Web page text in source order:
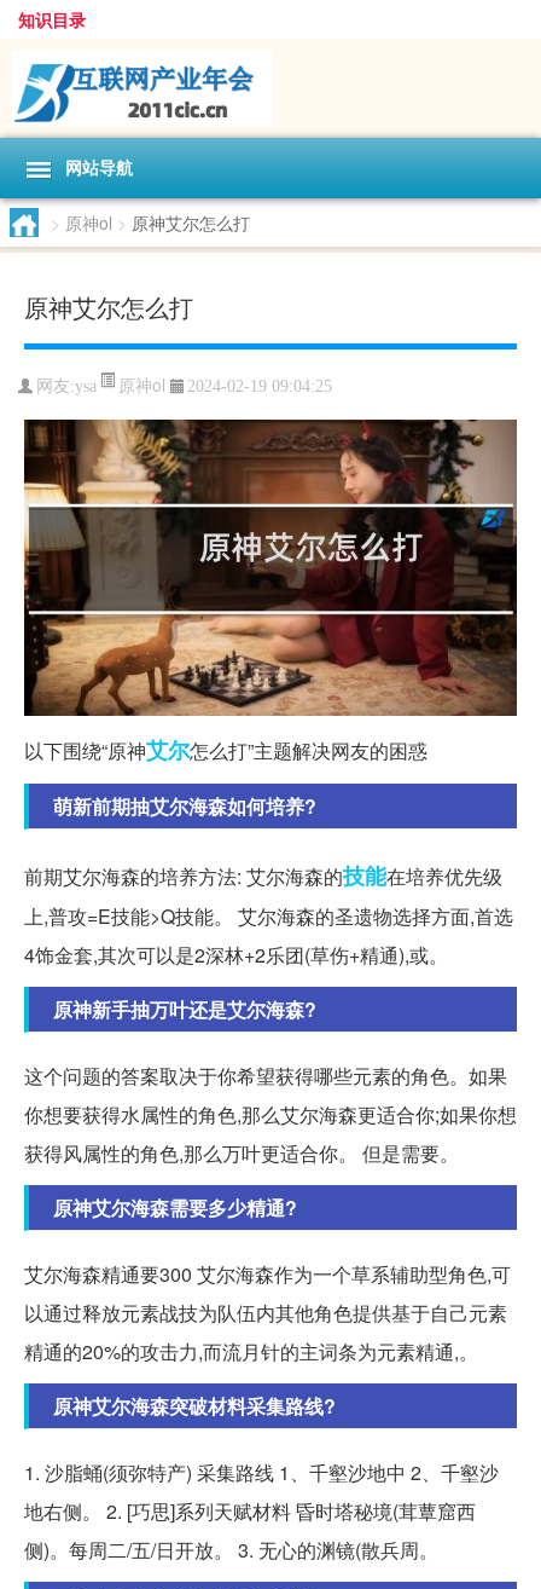
知识目录
网站导航
> 原神ol > 原神艾尔怎么打
原神艾尔怎么打
网友:ysa 原神ol 2024-02-19 09:04:25
以下围绕“原神艾尔怎么打”主题解决网友的困惑
萌新前期抽艾尔海森如何培养?
前期艾尔海森的培养方法: 艾尔海森的技能在培养优先级
上,普攻=E技能>Q技能。 艾尔海森的圣遗物选择方面,首选
4饰金套,其次可以是2深林+2乐团(草伤+精通),或。
原神新手抽万叶还是艾尔海森?
这个问题的答案取决于你希望获得哪些元素的角色。如果
你想要获得水属性的角色,那么艾尔海森更适合你;如果你想
获得风属性的角色,那么万叶更适合你。 但是需要。
原神艾尔海森需要多少精通?
艾尔海森精通要300 艾尔海森作为一个草系辅助型角色,可
以通过释放元素战技为队伍内其他角色提供基于自己元素
精通的20%的攻击力,而流月针的主词条为元素精通,。
原神艾尔海森突破材料采集路线?
1. 沙脂蛹(须弥特产) 采集路线 1、千壑沙地中 2、千壑沙
地右侧。 2. [巧思]系列天赋材料 昏时塔秘境(茸蕈窟西
侧)。每周二/五/日开放。 3. 无心的渊镜(散兵周。